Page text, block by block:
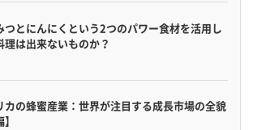
つとにんにくという2つのパワー食材を活用し
理は出来ないものか？
カの蜂蜜産業：世界が注目する成長市場の全貌